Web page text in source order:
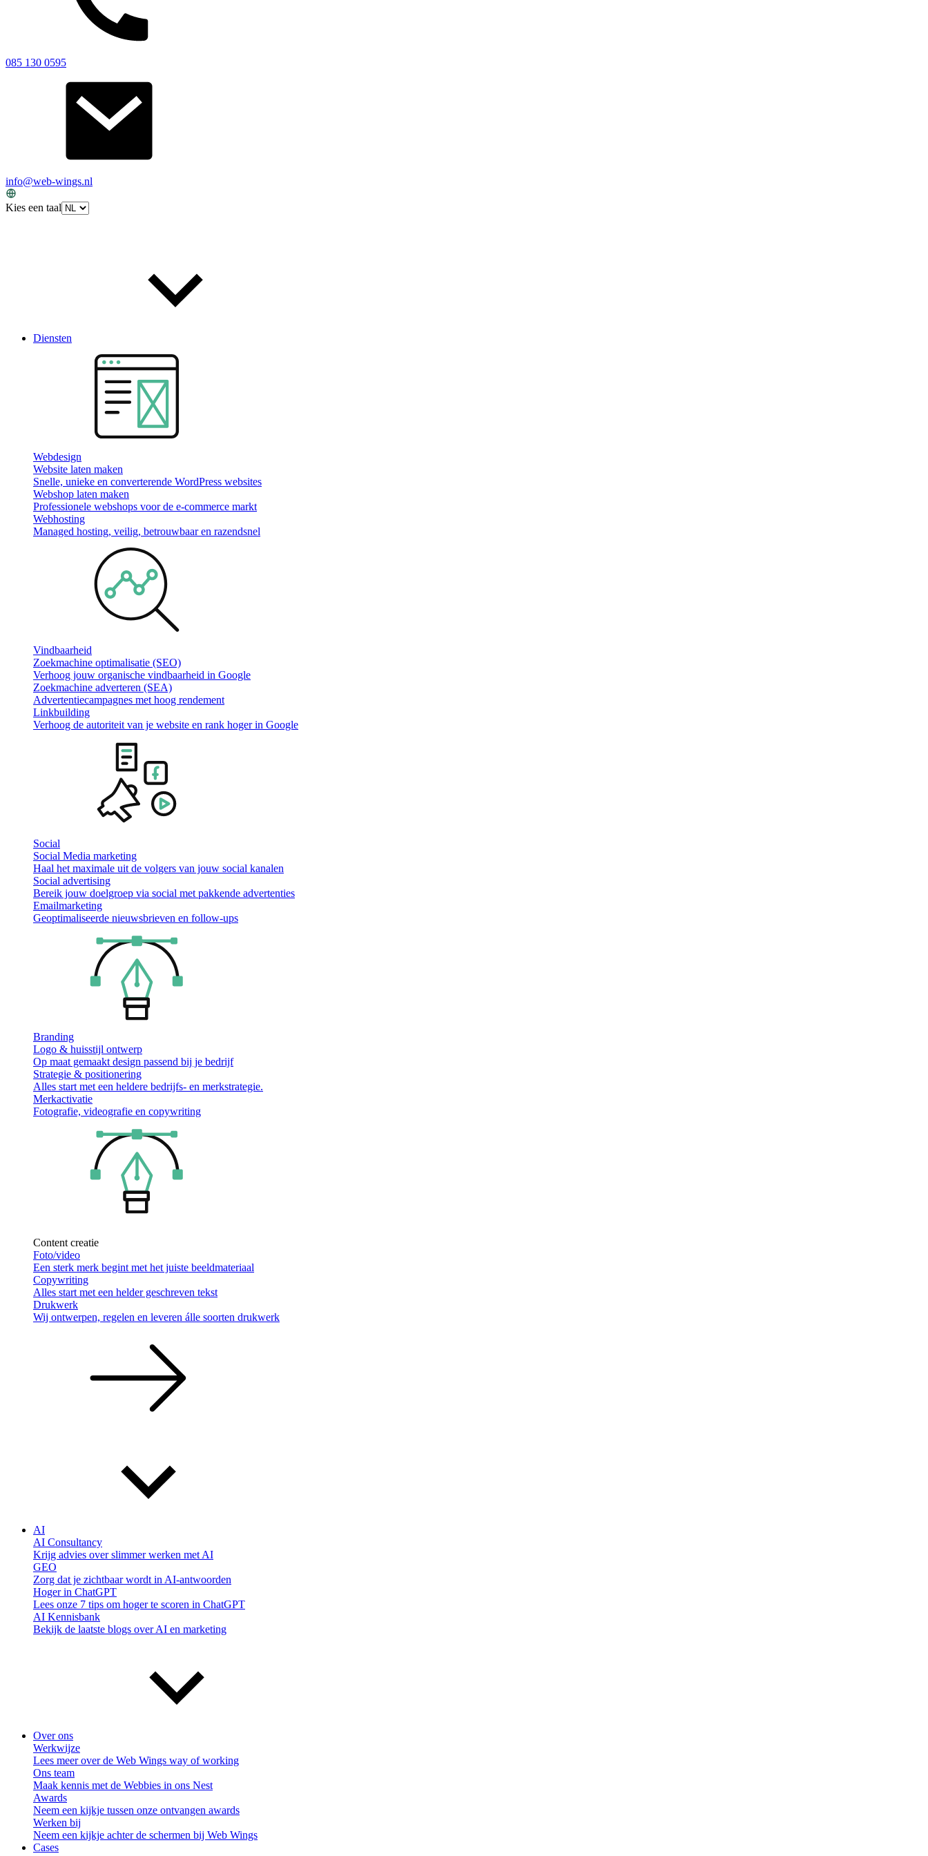
085 130 0595
info@web-wings.nl
Kies een taal
Diensten
Webdesign
Website laten maken
Snelle, unieke en converterende WordPress websites
Webshop laten maken
Professionele webshops voor de e-commerce markt
Webhosting
Managed hosting, veilig, betrouwbaar en razendsnel
Vindbaarheid
Zoekmachine optimalisatie (SEO)
Verhoog jouw organische vindbaarheid in Google
Zoekmachine adverteren (SEA)
Advertentiecampagnes met hoog rendement
Linkbuilding
Verhoog de autoriteit van je website en rank hoger in Google
Social
Social Media marketing
Haal het maximale uit de volgers van jouw social kanalen
Social advertising
Bereik jouw doelgroep via social met pakkende advertenties
Emailmarketing
Geoptimaliseerde nieuwsbrieven en follow-ups
Branding
Logo & huisstijl ontwerp
Op maat gemaakt design passend bij je bedrijf
Strategie & positionering
Alles start met een heldere bedrijfs- en merkstrategie.
Merkactivatie
Fotografie, videografie en copywriting
Content creatie
Foto/video
Een sterk merk begint met het juiste beeldmateriaal
Copywriting
Alles start met een helder geschreven tekst
Drukwerk
Wij ontwerpen, regelen en leveren álle soorten drukwerk
AI
AI Consultancy
Krijg advies over slimmer werken met AI
GEO
Zorg dat je zichtbaar wordt in AI-antwoorden
Hoger in ChatGPT
Lees onze 7 tips om hoger te scoren in ChatGPT
AI Kennisbank
Bekijk de laatste blogs over AI en marketing
Over ons
Werkwijze
Lees meer over de Web Wings way of working
Ons team
Maak kennis met de Webbies in ons Nest
Awards
Neem een kijkje tussen onze ontvangen awards
Werken bij
Neem een kijkje achter de schermen bij Web Wings
Cases